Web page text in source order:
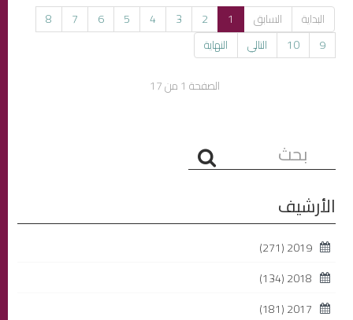
البداية السابق 1
2
3
4
5
6
7
8
9
10 التالي
النهاية
الصفحة 1 من 17
البحث...
الأرشيف
2019
(271)
2018
(134)
2017
(181)